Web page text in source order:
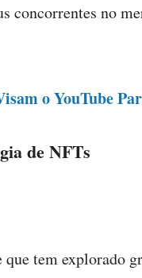
concorrentes no
o YouTube
de NFTs
tem explorado